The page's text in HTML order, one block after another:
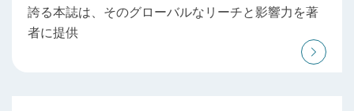
誇る本誌は、そのグローバルなリーチと影響力を著
者に提供